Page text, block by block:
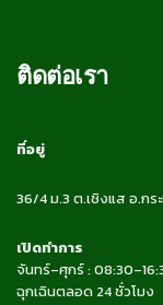
ติดต่อเรา
ที่อยู่
36/4 ม.3 ต.เชิงแส อ.ก
เปิดทำการ
จันทร์–ศุกร์ :
ฉุกเฉินตลอด 24 ชั่วโมง